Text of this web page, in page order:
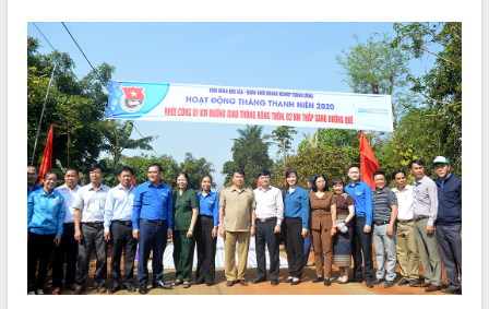
VIDEO
Loading the player...
Trailer Lễ hội Sầu riêng Đắk Lắk năm
2026
Khám bệnh, cấp phát thuốc miễn phí
và tặng quà người dân xã Cư Pui
Hội nghị UBND tỉnh Đắk Lắk thường kỳ
tháng 7/2026